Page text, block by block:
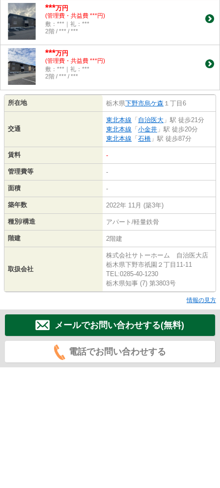
***万円
(管理費・共益費 ***円)
敷：***｜礼：***
2階 / *** / ***
***万円
(管理費・共益費 ***円)
敷：***｜礼：***
2階 / *** / ***
所在地 栃木県下野市烏ケ森 １丁目6
交通
東北本線 「 自治医大 」駅 徒歩21分
東北本線 「 小金井 」駅 徒歩20分
東北本線 「 石橋 」駅 徒歩87分
賃料 -
管理費等 -
面積 -
築年数 2022年 11月 (築3年)
種別/構造 アパート/軽量鉄骨
階建 2階建
取扱会社
株式会社サトーホーム 自治医大店
栃木県下野市祇園２丁目11-11
TEL:0285-40-1230
栃木県知事 (7) 第3803号
情報の見方
メールでお問い合わせする(無料)
電話でお問い合わせする